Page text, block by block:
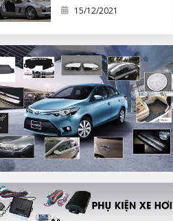
nhất từng được chế tạo
15/12/2021